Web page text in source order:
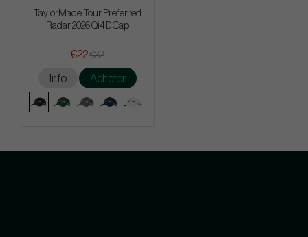
TaylorMade Tour Preferred
Radar 2026 Qi4D Cap
€22€32
Info Acheter